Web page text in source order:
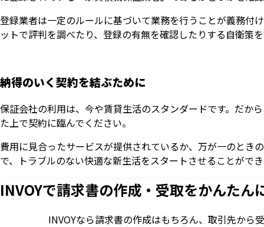
登録業者は一定のルールに基づいて業務を行うことが義務付
ットで評判を調べたり、登録の有無を確認したりする自衛策
納得のいく契約を結ぶために
保証会社の利用は、今や賃貸生活のスタンダードです。だか
た上で契約に臨んでください。
費用に見合ったサービスが提供されているか、万が一のとき
で、トラブルのない快適な新生活をスタートさせることがで
INVOYで請求書の作成・ 受取をかんたん
INVOYなら請求書の作成はもちろん、 取引先から